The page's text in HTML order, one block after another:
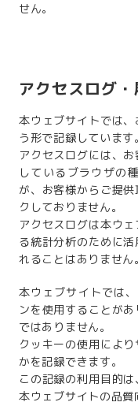
せん。
アクセスログ
本ウェブサイトでは
う形で記録しています。
アクセスログには、
しているブラウザの
が、お客様からご提
クしておりません。
アクセスログは本ウ
る統計分析のために
れることはありません。
本ウェブサイトでは
ンを使用することが
ではありません。
クッキーの使用によ
かを記録できます。
この記録の利用目的
本ウェブサイトの品質